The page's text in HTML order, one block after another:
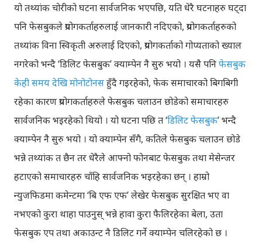
यो तथ्यांक चोरीको घटना सार्वजनिक भएपछि, यति धेरै घटनाहरु घट्दा
पनि फेसबुकले प्रयोगकर्ताहरुलाई जानकारी नदिएको, प्रयोगकर्ताहरुको
तथ्यांक विना स्विकृती अरुलाई दिएको, प्रयोगकर्ताको गोप्यताको ख्याल
नगरेको भन्दै ‘डिलिट फेसबुक’ क्याम्पेन नै सुरु भयो । यसै पनिफेसबुक
केही समय देखि मोनोटोनसहुँदै गइरहेको, फेक समाचारको बिगबिगी
रहेका कारण प्रयोगकर्ताहरुले फेसबुक चलाउन छोडेको समाचारहरु
सार्वजनिक भइरहेको थियो । यो घटना पछि त ‘डिलिट फेसबुक’ भन्दै
क्याम्पेन नै सुरु भयो । यो क्याम्पेन सँगै, कतिले फेसबुक चलाउन छोडे
भन्ने तथ्यांक त छैन तर धेरैले आफ्नो फोनबाट फेसबुक तथा मेसेन्जर
हटाएको समाचारहरु चाँहि सार्वजनिक भइरहेका छन् । हाम्रो
न्युजफिडमा कमेन्टमा ‘बि एफ एफ’ लेखेर फेसबुक सुरक्षित भए वा
नभएको कुरा थाहा पाउनुस् भन्ने हावा कुरा फैलिरहेका बेला, उता
फेसबुक एप तथा अकाउन्ट नै डिलिट गर्ने क्याम्पेन चलिरहेको छ ।